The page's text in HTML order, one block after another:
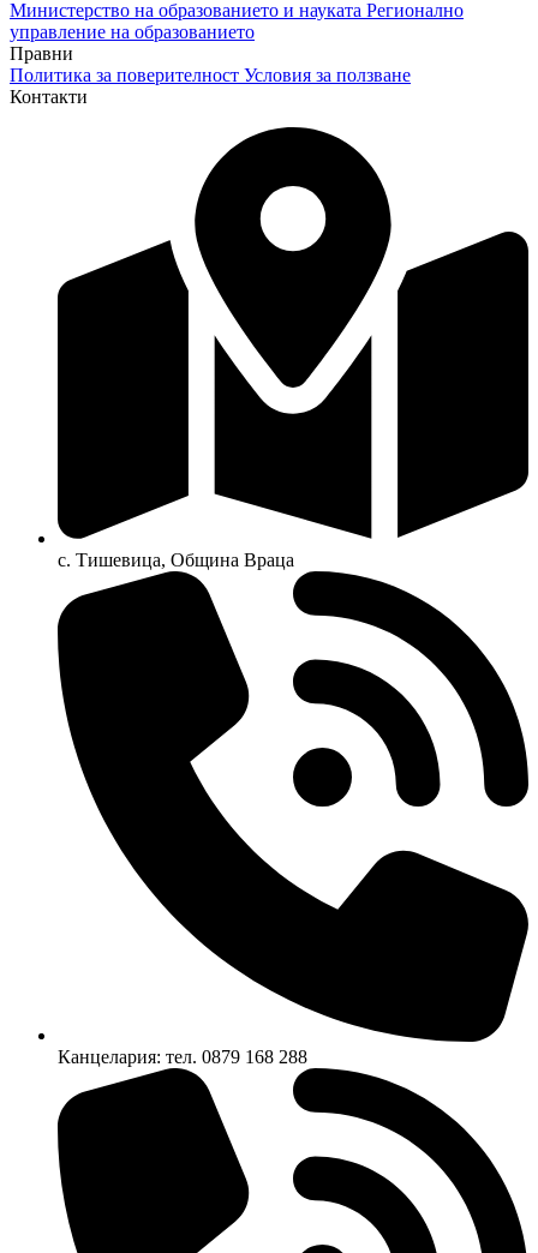
Министерство на образованието и науката Регионално
управление на образованието
Правни
Политика за поверителност Условия за ползване
Контакти
с. Тишевица, Община Враца
Канцелария: тел. 0879 168 288